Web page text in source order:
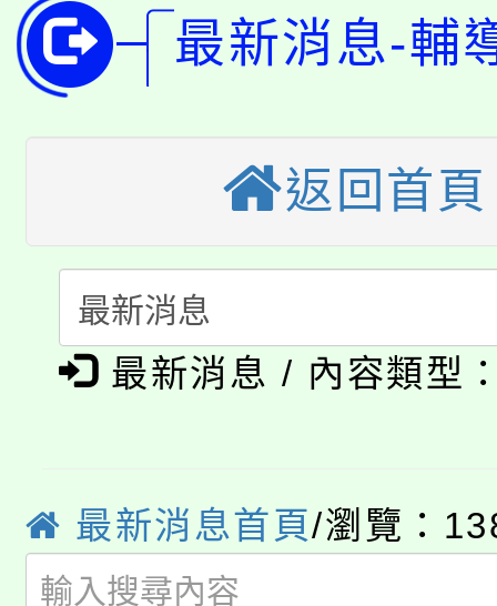
代理(課)教師甄選結果(
公告本校115學年度第
代理(課)教師甄選結果(
轉知中國文化大學推廣
《TA101》溝通分析基
程，歡迎學生輔導中心
心理、諮商輔導、社會
系所師生報名參加。
轉知苗栗縣政府辦理
縣市「校園短影音徵
門員」簡章及活動海報
踴躍報名參加。
桃園市115學年度學生
要點
「桃園市補助參觀特色
展演活動實施計畫」
115年度「教育部表揚
義教育推展貢獻獎」
公告本校115學年度第
生本土語及新住民語歌
公告本校115學年度第
代理(課)教師甄選結果(
公告本校115學年度第
最新消息-輔
返回首頁
最新消息 / 內容類型
最新消息首頁/瀏覽：